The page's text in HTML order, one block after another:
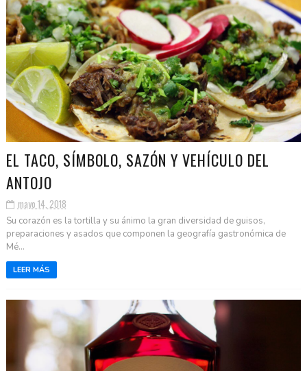
EL TACO, SÍMBOLO, SAZÓN Y VEHÍCULO DEL
ANTOJO
mayo 14, 2018
Su corazón es la tortilla y su ánimo la gran diversidad de guisos,
preparaciones y asados que componen la geografía gastronómica de
Mé...
LEER MÁS